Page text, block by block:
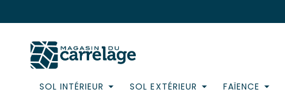
SOL INTÉRIEUR SOL EXTÉRIEUR FAÏENCE